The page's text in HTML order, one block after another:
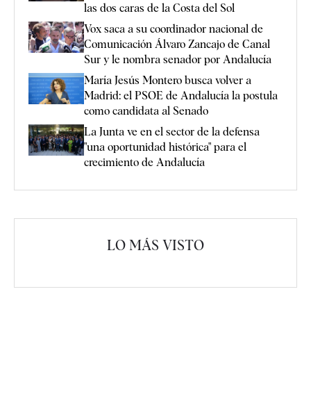
las dos caras de la Costa del Sol
Vox saca a su coordinador nacional de
Comunicación Álvaro Zancajo de Canal
Sur y le nombra senador por Andalucía
María Jesús Montero busca volver a
Madrid: el PSOE de Andalucía la postula
como candidata al Senado
La Junta ve en el sector de la defensa
"una oportunidad histórica" para el
crecimiento de Andalucía
LO MÁS VISTO